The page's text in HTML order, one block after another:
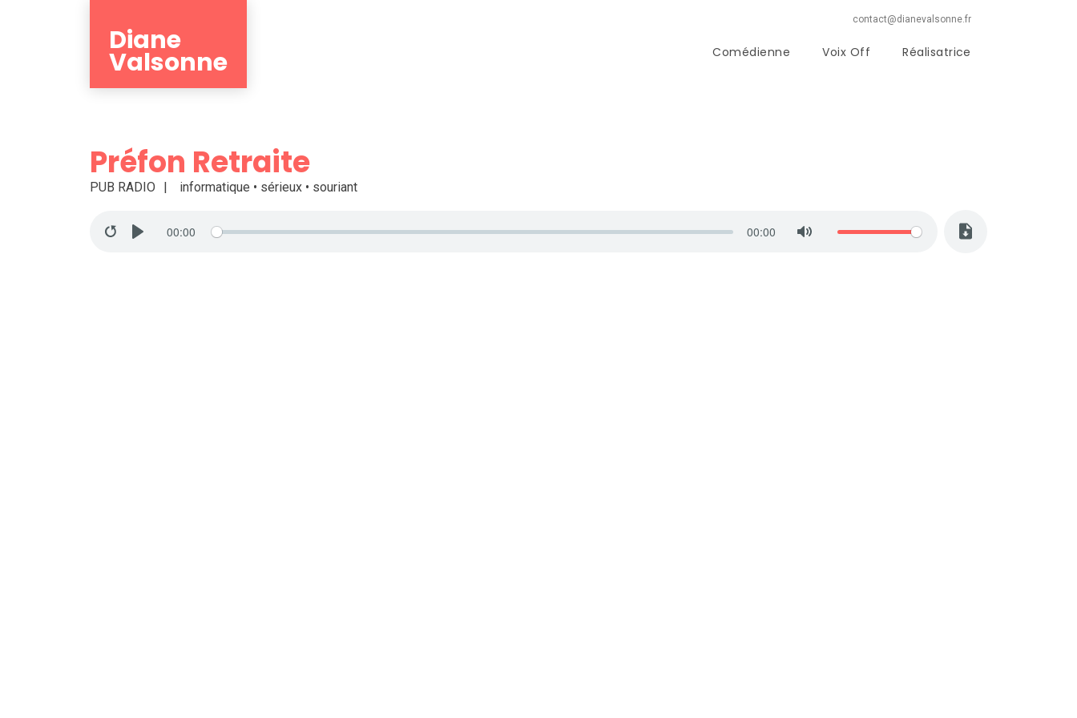
Diane
Valsonne
contact@dianevalsonne.fr
Comédienne Voix Off Réalisatrice
Préfon Retraite
PUB RADIO informatique • sérieux • souriant
00:00 00:00